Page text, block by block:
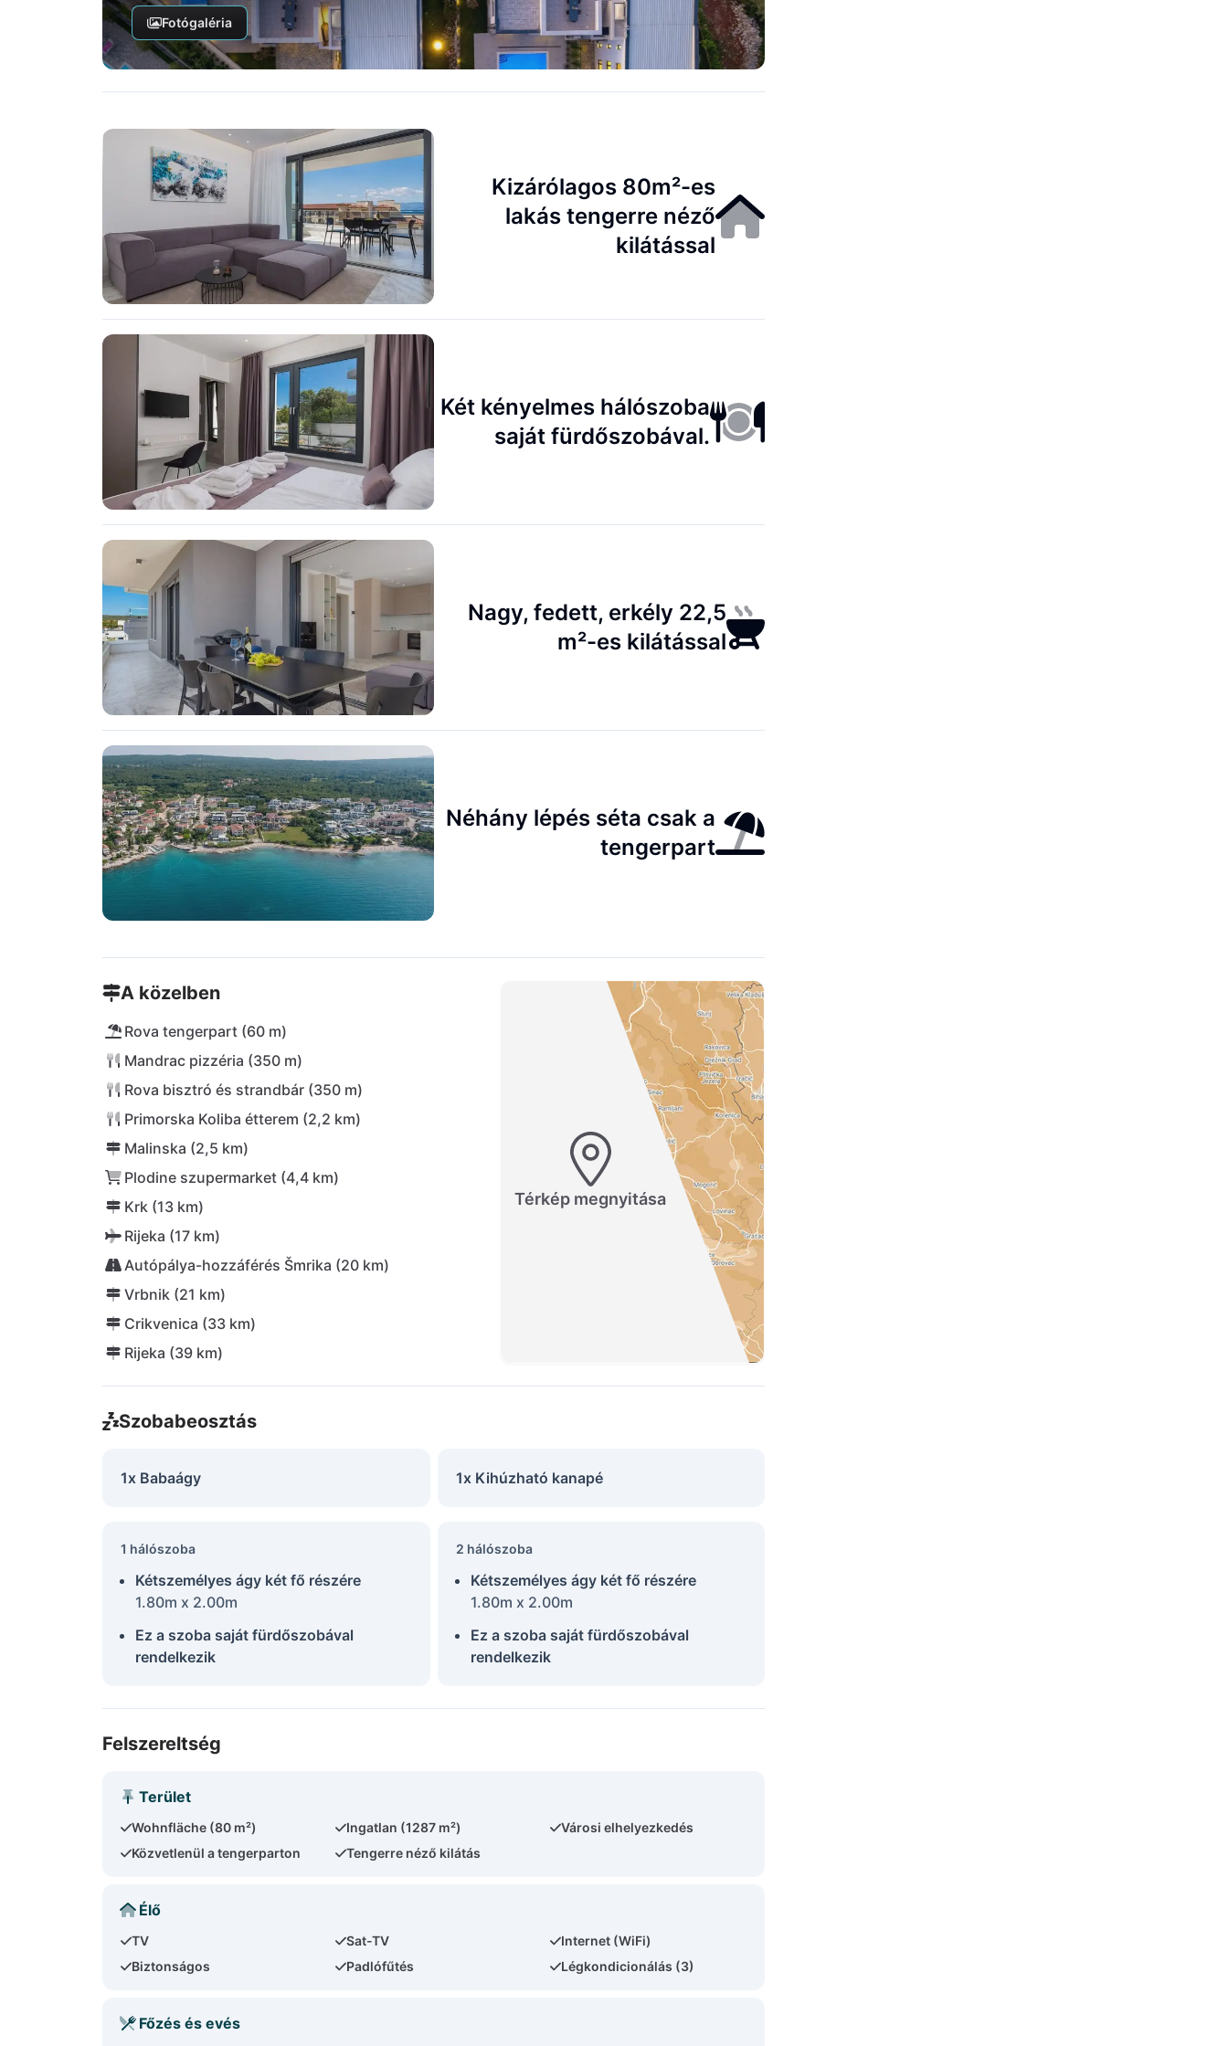
Fotógaléria
Kizárólagos 80m²-es
lakás tengerre néző
kilátással
Két kényelmes hálószoba
saját fürdőszobával.
Nagy, fedett, erkély 22,5
m²-es kilátással
Néhány lépés séta csak a
tengerpart
A közelben
Rova tengerpart (60 m)
Mandrac pizzéria (350 m)
Rova bisztró és strandbár (350 m)
Primorska Koliba étterem (2,2 km)
Malinska (2,5 km)
Plodine szupermarket (4,4 km)
Krk (13 km)
Rijeka (17 km)
Autópálya-hozzáférés Šmrika (20 km)
Vrbnik (21 km)
Crikvenica (33 km)
Rijeka (39 km)
Térkép megnyitása
Szobabeosztás
1x Babaágy 1x Kihúzható kanapé
1 hálószoba
Kétszemélyes ágy két fő részére
1.80m x 2.00m
Ez a szoba saját fürdőszobával
rendelkezik
2 hálószoba
Kétszemélyes ágy két fő részére
1.80m x 2.00m
Ez a szoba saját fürdőszobával
rendelkezik
Felszereltség
Terület
Wohnfläche (80 m²) Ingatlan (1287 m²)
Városi elhelyezkedés
Közvetlenül a tengerparton
Tengerre néző kilátás
Élő
TV Sat-TV
Internet (WiFi)
Biztonságos
Padlófűtés Légkondicionálás (3)
Főzés és evés